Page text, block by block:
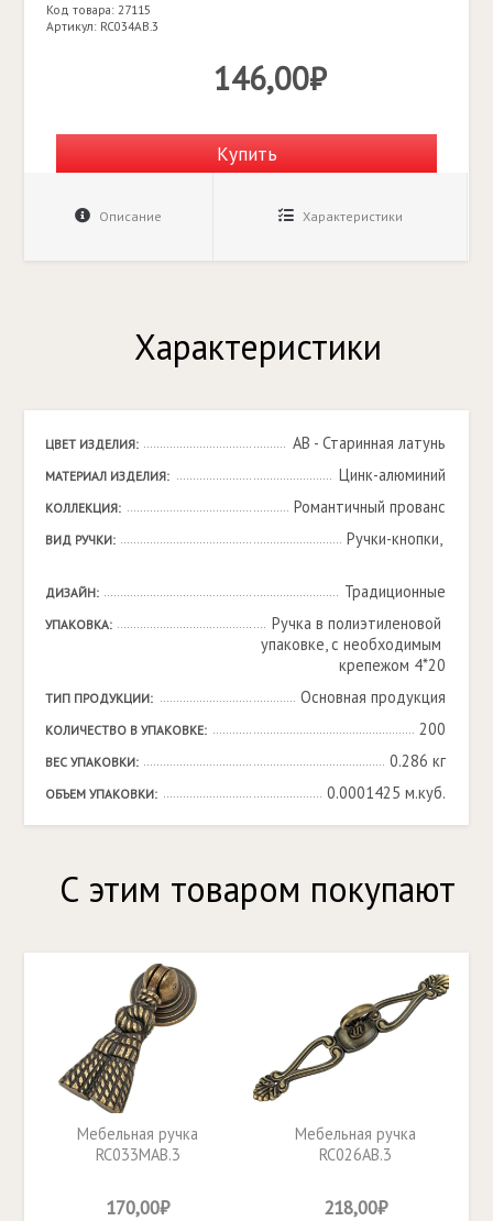
Код товара: 27115
Артикул: RC034AB.3
146,00₽
Купить
Описание Характеристики
Характеристики
ЦВЕТ ИЗДЕЛИЯ: AB - Старинная латунь
МАТЕРИАЛ ИЗДЕЛИЯ: Цинк-алюминий
КОЛЛЕКЦИЯ: Романтичный прованс
ВИД РУЧКИ: Ручки-кнопки,
ДИЗАЙН: Традиционные
УПАКОВКА:
Ручка в полиэтиленовой
упаковке, с необходимым
крепежом 4*20
ТИП ПРОДУКЦИИ: Основная продукция
КОЛИЧЕСТВО В УПАКОВКЕ: 200
ВЕС УПАКОВКИ: 0.286 кг
ОБЪЕМ УПАКОВКИ: 0.0001425 м.куб.
С этим товаром покупают
Мебельная ручка
RC033MAB.3
170,00₽
Мебельная ручка
RC026AB.3
218,00₽